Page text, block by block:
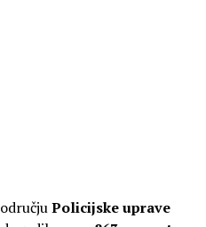
Policijske uprave